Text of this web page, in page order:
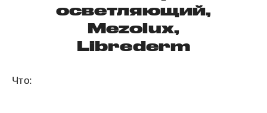
осветляющий,
Mezolux,
Librederm
Что: